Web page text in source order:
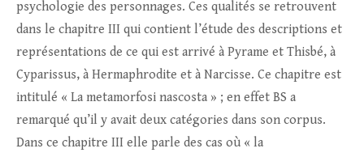
psychologie des personnages. Ces qualités se retrouvent
dans le chapitre III qui contient l’étude des descriptions et
représentations de ce qui est arrivé à Pyrame et Thisbé, à
Cyparissus, à Hermaphrodite et à Narcisse. Ce chapitre est
intitulé « La metamorfosi nascosta » ; en effet BS a
remarqué qu’il y avait deux catégories dans son corpus.
Dans ce chapitre III elle parle des cas où « la